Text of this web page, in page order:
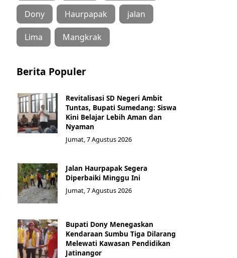
Dony Haurpapak jalan
Lima Mangkrak
Berita Populer
Revitalisasi SD Negeri Ambit
Tuntas, Bupati Sumedang: Siswa
Kini Belajar Lebih Aman dan
Nyaman
Jumat, 7 Agustus 2026
Jalan Haurpapak Segera
Diperbaiki Minggu Ini
Jumat, 7 Agustus 2026
Bupati Dony Menegaskan
Kendaraan Sumbu Tiga Dilarang
Melewati Kawasan Pendidikan
Jatinangor